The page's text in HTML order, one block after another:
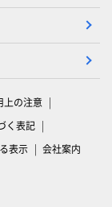
上の注意
く表記
表示 会社案内